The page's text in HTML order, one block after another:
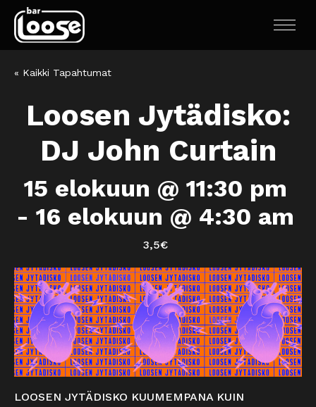
« Kaikki Tapahtumat
Loosen Jytädisko:
DJ John Curtain
15 elokuun @ 11:30 pm
- 16 elokuun @ 4:30 am
3,5€
LOOSEN JYTÄDISKO KUUMEMPANA KUIN